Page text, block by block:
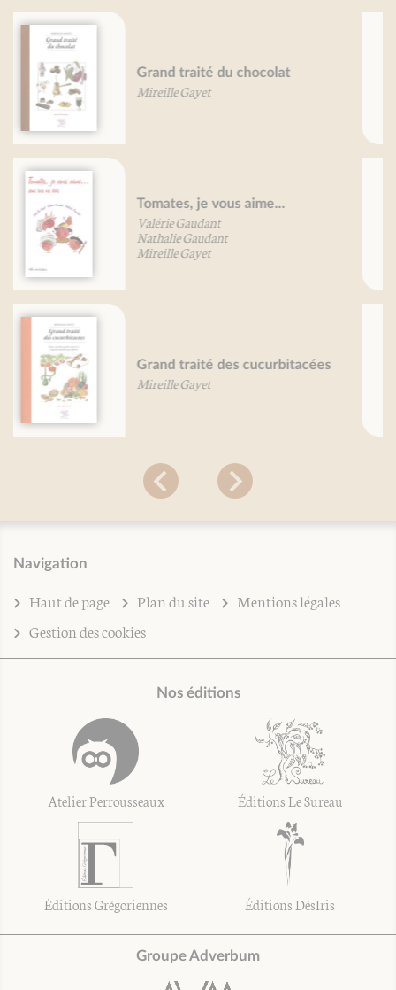
Petit traité des petits-farcis
Mireille Gayet
Poissons, je vous aime...
Valérie Gaudant
Nathalie Gaudant
Mireille Gayet
L'herboristerie
Patrice De Bonneval
Navigation
Haut de page Plan du site
Mentions légales
Gestion des cookies
Nos éditions
Atelier Perrousseaux Éditions Le Sureau
Éditions Grégoriennes Éditions DésIris
Groupe Adverbum